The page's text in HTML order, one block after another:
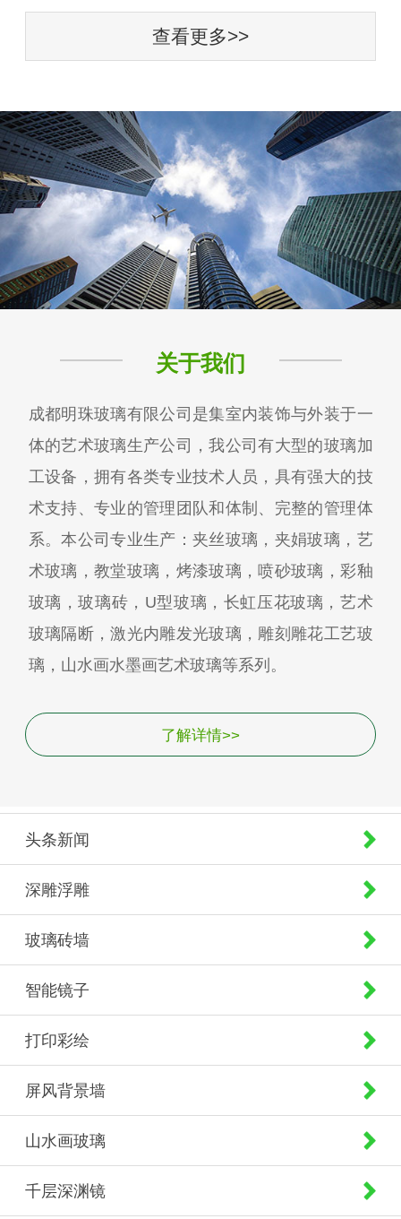
查看更多>>
关于我们
成都明珠玻璃有限公司是集室内装饰与外装于一
体的艺术玻璃生产公司，我公司有大型的玻璃加
工设备，拥有各类专业技术人员，具有强大的技
术支持、专业的管理团队和体制、完整的管理体
系。本公司专业生产：夹丝玻璃，夹娟玻璃，艺
术玻璃，教堂玻璃，烤漆玻璃，喷砂玻璃，彩釉
玻璃，玻璃砖，U型玻璃，长虹压花玻璃，艺术
玻璃隔断，激光内雕发光玻璃，雕刻雕花工艺玻
璃，山水画水墨画艺术玻璃等系列。
了解详情>>
头条新闻
深雕浮雕
玻璃砖墙
智能镜子
打印彩绘
屏风背景墙
山水画玻璃
千层深渊镜